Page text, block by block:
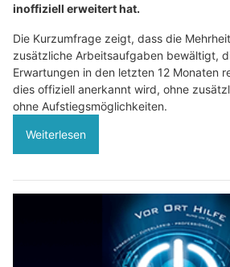
inoffiziell erweitert hat.
Die Kurzumfrage zeigt, dass die
zusätzliche Arbeitsaufgaben bewältigt,
Erwartungen in den letzten 12 Monaten
dies offiziell anerkannt wird, ohne
ohne Aufstiegsmöglichkeiten.
Weiterlesen